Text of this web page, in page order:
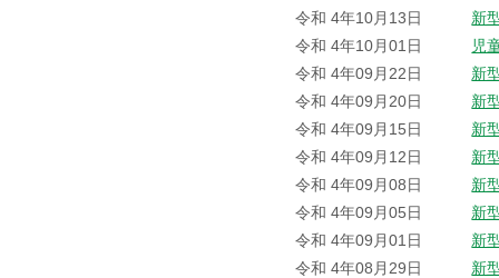
令和 4年10月13日
新
令和 4年10月01日
児
令和 4年09月22日
新
令和 4年09月20日
新
令和 4年09月15日
新
令和 4年09月12日
新
令和 4年09月08日
新
令和 4年09月05日
新
令和 4年09月01日
新
令和 4年08月29日
新